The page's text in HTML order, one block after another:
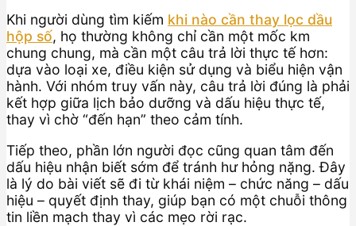
Khi người dùng tìm kiếm khi nào cần thay lọc dầu
hộp số, họ thường không chỉ cần một mốc km
chung chung, mà cần một câu trả lời thực tế hơn:
dựa vào loại xe, điều kiện sử dụng và biểu hiện vận
hành. Với nhóm truy vấn này, câu trả lời đúng là phải
kết hợp giữa lịch bảo dưỡng và dấu hiệu thực tế,
thay vì chờ “đến hạn” theo cảm tính.
Tiếp theo, phần lớn người đọc cũng quan tâm đến
dấu hiệu nhận biết sớm để tránh hư hỏng nặng. Đây
là lý do bài viết sẽ đi từ khái niệm – chức năng – dấu
hiệu – quyết định thay, giúp bạn có một chuỗi thông
tin liền mạch thay vì các mẹo rời rạc.